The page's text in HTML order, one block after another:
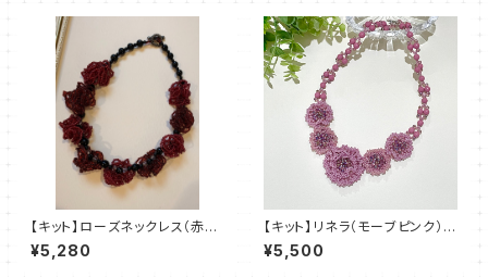
【キット】ローズネックレス（赤
系）澤田美子
¥5,280
【キット】リネラ（モーブピンク）新
川智未
¥5,500